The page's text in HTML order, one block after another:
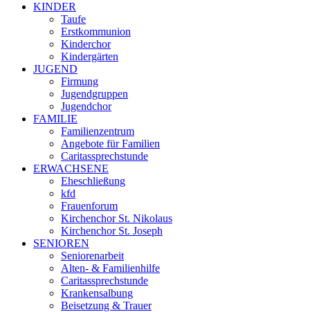
KINDER
Taufe
Erstkommunion
Kinderchor
Kindergärten
JUGEND
Firmung
Jugendgruppen
Jugendchor
FAMILIE
Familienzentrum
Angebote für Familien
Caritassprechstunde
ERWACHSENE
Eheschließung
kfd
Frauenforum
Kirchenchor St. Nikolaus
Kirchenchor St. Joseph
SENIOREN
Seniorenarbeit
Alten- & Familienhilfe
Caritassprechstunde
Krankensalbung
Beisetzung & Trauer